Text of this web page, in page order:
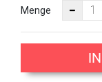
Menge